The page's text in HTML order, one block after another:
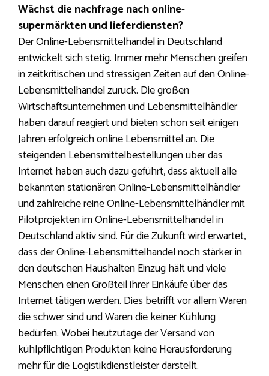
Wächst die nachfrage nach online-
supermärkten und lieferdiensten?
Der Online-Lebensmittelhandel in Deutschland
entwickelt sich stetig. Immer mehr Menschen greifen
in zeitkritischen und stressigen Zeiten auf den Online-
Lebensmittelhandel zurück. Die großen
Wirtschaftsunternehmen und Lebensmittelhändler
haben darauf reagiert und bieten schon seit einigen
Jahren erfolgreich online Lebensmittel an. Die
steigenden Lebensmittelbestellungen über das
Internet haben auch dazu geführt, dass aktuell alle
bekannten stationären Online-Lebensmittelhändler
und zahlreiche reine Online-Lebensmittelhändler mit
Pilotprojekten im Online-Lebensmittelhandel in
Deutschland aktiv sind. Für die Zukunft wird erwartet,
dass der Online-Lebensmittelhandel noch stärker in
den deutschen Haushalten Einzug hält und viele
Menschen einen Großteil ihrer Einkäufe über das
Internet tätigen werden. Dies betrifft vor allem Waren
die schwer sind und Waren die keiner Kühlung
bedürfen. Wobei heutzutage der Versand von
kühlpflichtigen Produkten keine Herausforderung
mehr für die Logistikdienstleister darstellt.